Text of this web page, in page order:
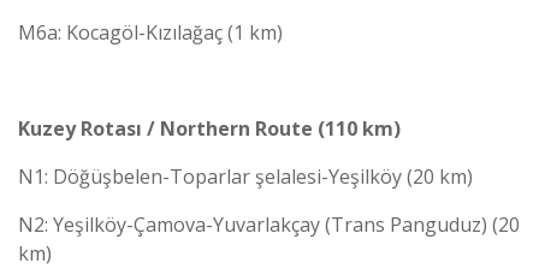
M6a: Kocagöl-Kızılağaç (1 km)
Kuzey Rotası / Northern Route (110 km)
N1: Döğüşbelen-Toparlar şelalesi-Yeşilköy (20 km)
N2: Yeşilköy-Çamova-Yuvarlakçay (Trans Panguduz) (20
km)